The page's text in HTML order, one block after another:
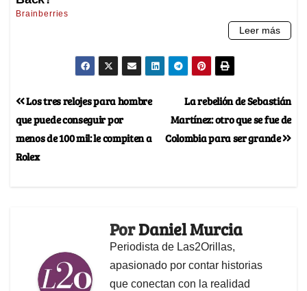
La rebelión de Sebastián
Martínez: otro que se fue de
Colombia para ser grande
Los tres relojes para hombre
que puede conseguir por
menos de 100 mil: le compiten a
Rolex
PorDaniel Murcia
Periodista de Las2Orillas,
apasionado por contar historias
que conectan con la realidad